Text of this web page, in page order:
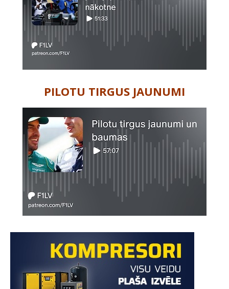
PILOTU TIRGUS JAUNUMI